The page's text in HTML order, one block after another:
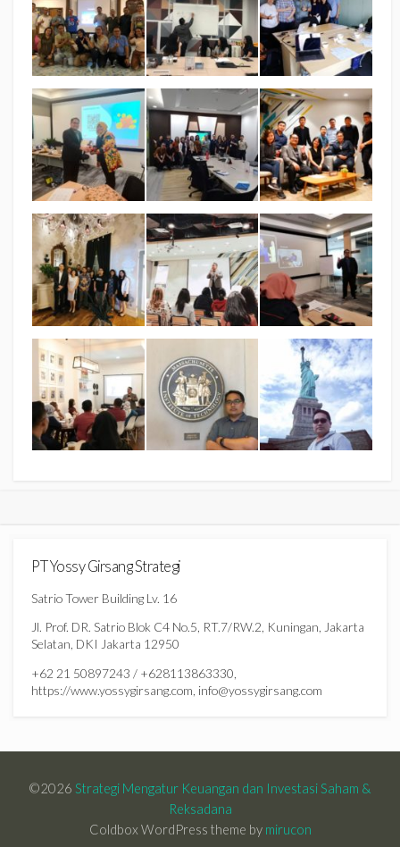
PT Yossy Girsang Strategi
Satrio Tower Building Lv. 16
Jl. Prof. DR. Satrio Blok C4 No.5, RT.7/RW.2, Kuningan, Jakarta
Selatan, DKI Jakarta 12950
+62 21 50897243 / +628113863330,
https://www.yossygirsang.com, info@yossygirsang.com
©2026 Strategi Mengatur Keuangan dan Investasi Saham &
Reksadana
Coldbox WordPress theme by mirucon